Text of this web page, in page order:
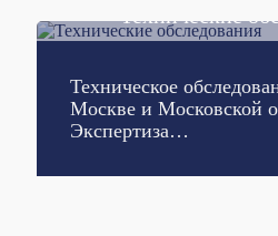
Технические
Техническое
Москве и Московской
Экспертиза…